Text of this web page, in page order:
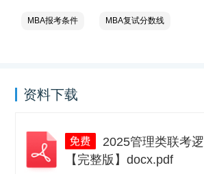
MBA报考条件 MBA复试分数线
资料下载
【完整版】docx.pdf